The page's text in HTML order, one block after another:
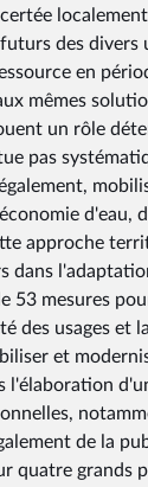
des divers
en
mêmes
un rôle
pas
d'eau,
approche
dans
53 mesures
des usages et
et
l'élaboration
de la
quatre grands